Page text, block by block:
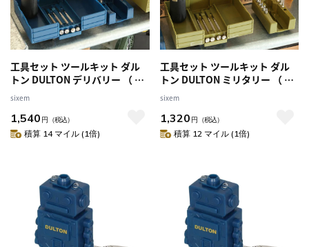
工具セット ツールキット ダル
トン DULTON デリバリー （ ド
ライバーセット 工具キット 工
DIY 整備工具セット セット メン
テナンス ドライバー 作業工具
sixem
1,540 円 （税込）
積算 14 マイル (1倍)
工具セット ツールキット ダル
トン DULTON ミリタリー （ ド
ライバーセット 工具キット 工
DIY 整備工具セット セット メン
テナンス ドライバー 作業工具
sixem
1,320 円 （税込）
積算 12 マイル (1倍)